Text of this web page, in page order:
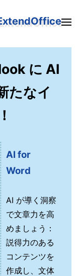
に AI
たなイ
AI for
Word
AI が導く洞察
で文章力を高
めましょう：
説得力のある
コンテンツを
作成し、文体